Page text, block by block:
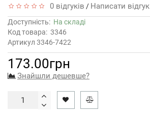
0 відгуків / Написати відгук
Доступність: На складі
Код товара: 3346
Артикул 3346-7422
173.00грн
Знайшли дешевше?